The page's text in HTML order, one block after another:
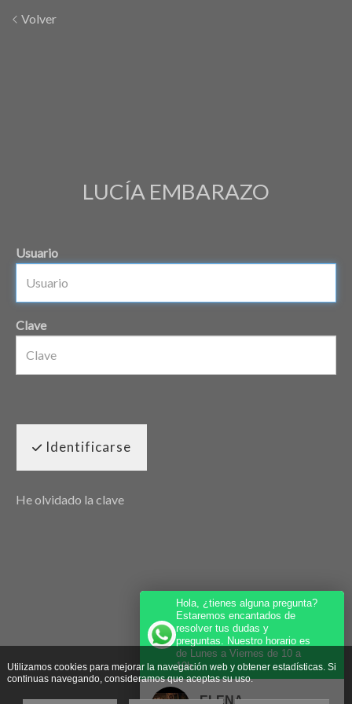
Volver
LUCÍA EMBARAZO
Usuario
Clave
Identificarse
He olvidado la clave
Utilizamos cookies para mejorar la navegación web y obtener estadísticas. Si
continuas navegando, consideramos que aceptas su uso.
Hola, ¿tienes alguna pregunta?
Estaremos encantados de
resolver tus dudas y
preguntas. Nuestro horario es
de Lunes a Viernes de 10 a
19h.
ELENA